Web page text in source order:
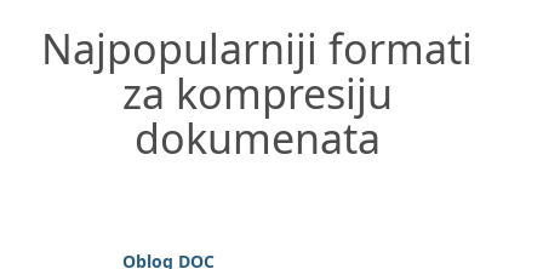
Najpopularniji formati
za kompresiju
dokumenata
Oblog DOC